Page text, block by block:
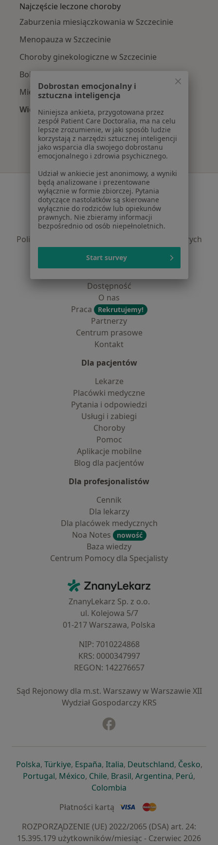
Najczęście leczone choroby
Zaburzenia miesiączkowania w Szczecinie
Menopauza w Szczecinie
Choroby ginekologiczne w Szczecinie
Bolesne miesiączkowanie w Szczecinie
Mięśniaki macicy w Szczecinie
Więcej (15)
Więcej w kategorii: Najczęście leczone
Serwis
Regulamin
Polityka prywatności pacjentów
Polityka prywatności profesjonalistów
Polityka prywatności dla profesjonalistów, których
Polityka cookies
Dostępność
O nas
Praca
Rekrutujemy!
Partnerzy
Centrum prasowe
Kontakt
Dla pacjentów
Lekarze
Placówki medyczne
Pytania i odpowiedzi
Usługi i zabiegi
Choroby
Pomoc
Aplikacje mobilne
Blog dla pacjentów
Dla profesjonalistów
Cennik
Dla lekarzy
Dla placówek medycznych
Noa Notes
nowość
Baza wiedzy
Centrum Pomocy dla Specjalisty
ZnanyLekarz - Strona główna
ZnanyLekarz Sp. z o.o.
ul. Kolejowa 5/7
01-217 Warszawa, Polska
NIP: ⁠7010224868
KRS: ⁠0000347997
REGON: ⁠142276657
Sąd Rejonowy dla m.st. Warszawy w Warszawie XII
Wydział Gospodarczy KRS
Polskaotwiera się w nowej karcie
, Türkiyeotwiera się w nowej karcie
, Españaotwiera się w nowej karcie
, Italiaotwiera się w nowej
, Deutschlandotwiera się
, Česko,
Portugalotwiera się w nowej karcie
, Méxicootwiera się w nowej karcie
, Chileotwiera się w nowej karcie
, Brasilotwiera się w nowej
, Argentinaotwiera się
, Perú,
Colombia
Płatności kartą
ROZPORZĄDZENIE (UE) 2022/2065 (DSA) art. 24:
15.395.179 użytkowników/miesiąc - Czerwiec 2026
Dobrostan emocjonalny i
sztuczna inteligencja
Niniejsza ankieta, przygotowana przez
zespół Patient Care Doctoralia, ma na celu
lepsze zrozumienie, w jaki sposób ludzie
korzystają z narzędzi sztucznej inteligencji
jako wsparcia dla swojego dobrostanu
emocjonalnego i zdrowia psychicznego.
Udział w ankiecie jest anonimowy, a wyniki
będą analizowane i prezentowane
wyłącznie w formie zbiorczej. Pytania
dotyczące nastolatków są skierowane
wyłącznie do rodziców lub opiekunów
prawnych. Nie zbieramy informacji
bezpośrednio od osób niepełnoletnich.
Start survey